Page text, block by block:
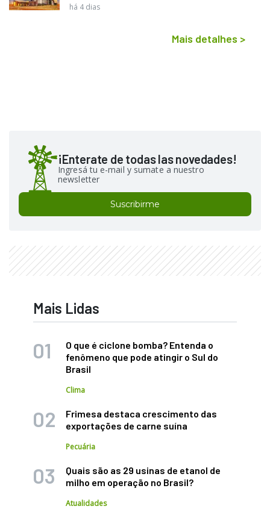
há 4 dias
Mais detalhes >
¡Enterate de todas las novedades!
Ingresá tu e-mail y sumate a nuestro
newsletter
Suscribirme
Mais Lidas
O que é ciclone bomba? Entenda o
fenômeno que pode atingir o Sul do
Brasil
Clima
Frimesa destaca crescimento das
exportações de carne suína
Pecuária
Quais são as 29 usinas de etanol de
milho em operação no Brasil?
Atualidades